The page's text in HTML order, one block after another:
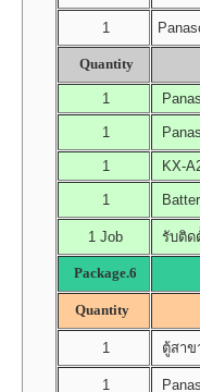
1
Quantity
1
1
1 KX-
1
1 Job รับติด
Package.6
Quantity
1 ตู้สาข
1